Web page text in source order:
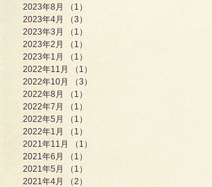
2023年8月
（1）
2023年4月
（3）
2023年3月
（1）
2023年2月
（1）
2023年1月
（1）
2022年11月
（1）
2022年10月
（3）
2022年8月
（1）
2022年7月
（1）
2022年5月
（1）
2022年1月
（1）
2021年11月
（1）
2021年6月
（1）
2021年5月
（1）
2021年4月
（2）